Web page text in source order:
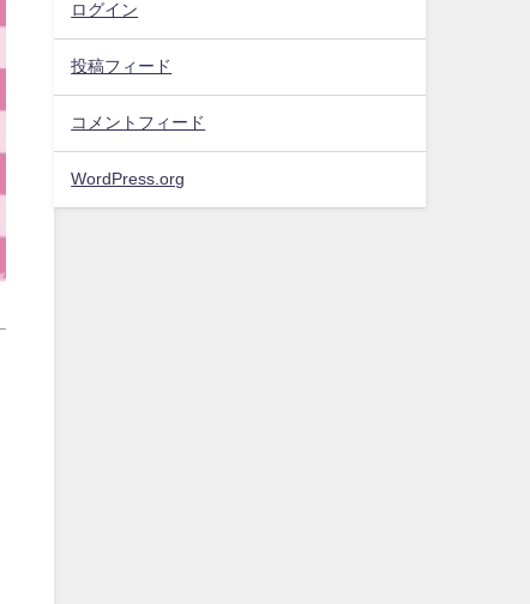
ログイン
投稿フィード
コメントフィード
WordPress.org